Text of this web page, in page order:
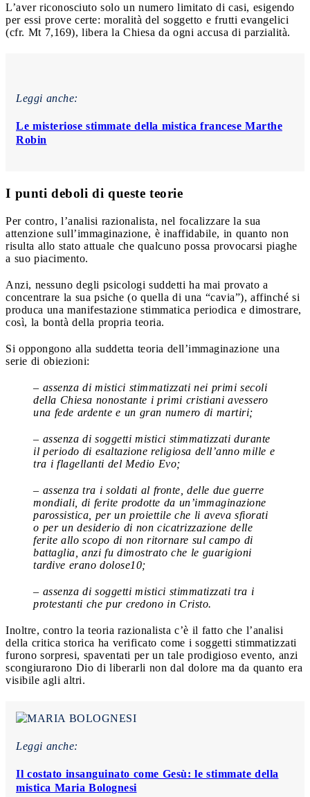
L’aver riconosciuto solo un numero limitato di casi, esigendo
per essi prove certe: moralità del soggetto e frutti evangelici
(cfr. Mt 7,169), libera la Chiesa da ogni accusa di parzialità.
Leggi anche:
Le misteriose stimmate della mistica francese Marthe
Robin
I punti deboli di queste teorie
Per contro, l’analisi razionalista, nel focalizzare la sua
attenzione sull’immaginazione, è inaffidabile, in quanto non
risulta allo stato attuale che qualcuno possa provocarsi piaghe
a suo piacimento.
Anzi, nessuno degli psicologi suddetti ha mai provato a
concentrare la sua psiche (o quella di una “cavia”), affinché si
produca una manifestazione stimmatica periodica e dimostrare,
così, la bontà della propria teoria.
Si oppongono alla suddetta teoria dell’immaginazione una
serie di obiezioni:
– assenza di mistici stimmatizzati nei primi secoli
della Chiesa nonostante i primi cristiani avessero
una fede ardente e un gran numero di martiri;
– assenza di soggetti mistici stimmatizzati durante
il periodo di esaltazione religiosa dell’anno mille e
tra i flagellanti del Medio Evo;
– assenza tra i soldati al fronte, delle due guerre
mondiali, di ferite prodotte da un’immaginazione
parossistica, per un proiettile che li aveva sfiorati
o per un desiderio di non cicatrizzazione delle
ferite allo scopo di non ritornare sul campo di
battaglia, anzi fu dimostrato che le guarigioni
tardive erano dolose10;
– assenza di soggetti mistici stimmatizzati tra i
protestanti che pur credono in Cristo.
Inoltre, contro la teoria razionalista c’è il fatto che l’analisi
della critica storica ha verificato come i soggetti stimmatizzati
furono sorpresi, spaventati per un tale prodigioso evento, anzi
scongiurarono Dio di liberarli non dal dolore ma da quanto era
visibile agli altri.
Leggi anche:
Il costato insanguinato come Gesù: le stimmate della
mistica Maria Bolognesi